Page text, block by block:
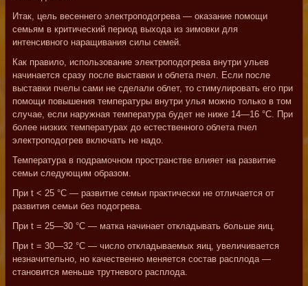
Итак, цель весеннего электроподогрева — оказание помощи
семьям в критический период выхода из зимовки для
интенсивного наращивания силы семей.
Как правило, использование электроподогрева внутри ульев
начинается сразу после выставки и облета пчел. Если после
выставки пчелы сами не сделали облет, то стимулировать его при
помощи повышения температуры внутри улья можно только в том
случае, если наружная температура будет не ниже 14—16 °С. При
более низких температурах до естественного облета пчел
электроподогрев включать не надо.
Температура в подрамочном пространстве влияет на развитие
семьи следующим образом.
При t < 25 °С — развитие семьи практически не отличается от
развития семьи без подогрева.
При t = 25—30 °С — матка начинает откладывать больше яиц.
При t = 30—32 °С — число откладываемых яиц, увеличивается
незначительно, но качественно меняется состав расплода —
становится меньше трутневого расплода.